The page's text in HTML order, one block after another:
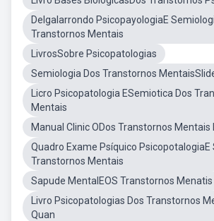
Delgalarrondo PsicopayologiaE
Transtornos Mentais
LivrosSobre Psicopatologias
Semiologia Dos Transtornos
Licro Psicopatologia ESemiotica Dos
Mentais
Manual Clinic ODos Transtornos Mentais
Quadro Exame Psíquico PsicopotalogiaE
Transtornos Mentais
Sapude MentalEOS Transtornos Menatis
Livro Psicopatologias Dos Transtornos
Quan